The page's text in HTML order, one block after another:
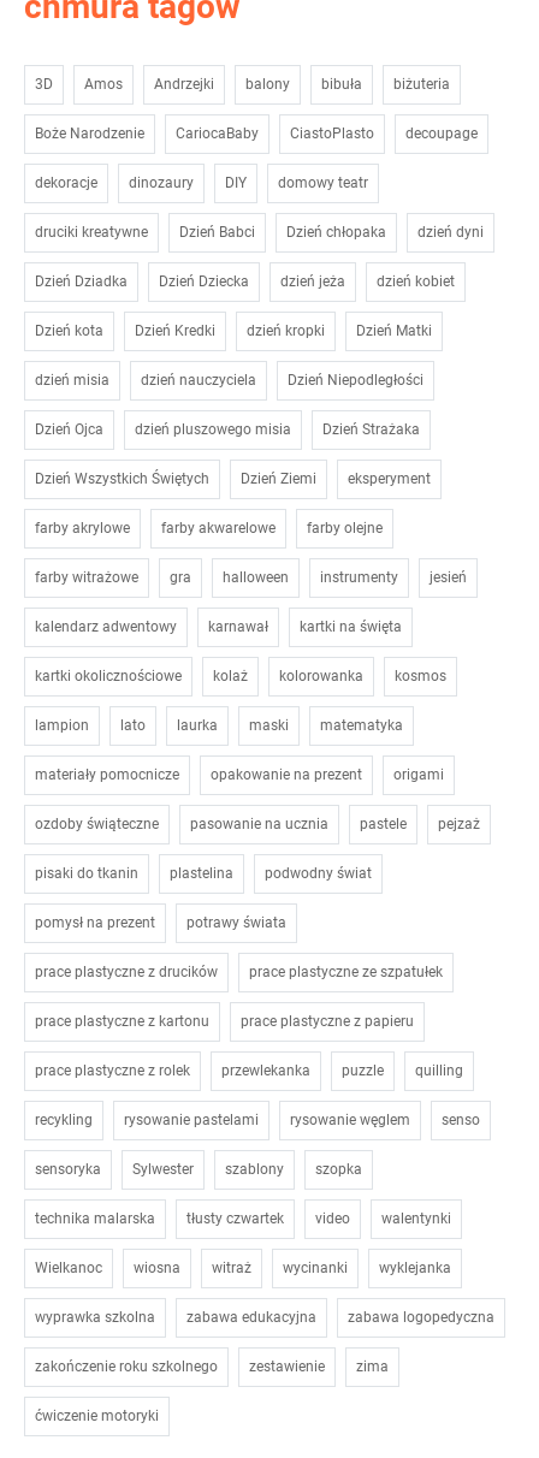
3D Amos Andrzejki balony bibuła biżuteria
Boże Narodzenie CariocaBaby CiastoPlasto decoupage
dekoracje dinozaury DIY domowy teatr
druciki kreatywne Dzień Babci Dzień chłopaka dzień dyni
Dzień Dziadka Dzień Dziecka dzień jeża dzień kobiet
Dzień kota Dzień Kredki dzień kropki Dzień Matki
dzień misia dzień nauczyciela Dzień Niepodległości
Dzień Ojca dzień pluszowego misia Dzień Strażaka
Dzień Wszystkich Świętych Dzień Ziemi eksperyment
farby akrylowe farby akwarelowe farby olejne
farby witrażowe gra halloween instrumenty jesień
kalendarz adwentowy karnawał kartki na święta
kartki okolicznościowe kolaż kolorowanka kosmos
lampion lato laurka maski matematyka
materiały pomocnicze opakowanie na prezent origami
ozdoby świąteczne pasowanie na ucznia pastele pejzaż
pisaki do tkanin plastelina podwodny świat
pomysł na prezent potrawy świata
prace plastyczne z drucików prace plastyczne ze szpatułek
prace plastyczne z kartonu prace plastyczne z papieru
prace plastyczne z rolek przewlekanka puzzle quilling
recykling rysowanie pastelami rysowanie węglem senso
sensoryka Sylwester szablony szopka
technika malarska tłusty czwartek video walentynki
Wielkanoc wiosna witraż wycinanki wyklejanka
wyprawka szkolna zabawa edukacyjna zabawa logopedyczna
zakończenie roku szkolnego zestawienie zima
ćwiczenie motoryki